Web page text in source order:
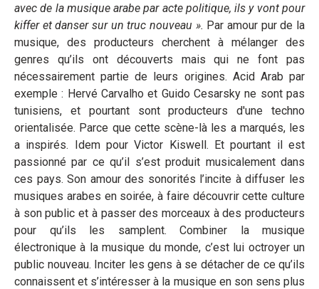
avec de la musique arabe par acte politique, ils y vont pour
kiffer et danser sur un truc nouveau ». Par amour pur de la
musique, des producteurs cherchent à mélanger des
genres qu’ils ont découverts mais qui ne font pas
nécessairement partie de leurs origines. Acid Arab par
exemple : Hervé Carvalho et Guido Cesarsky ne sont pas
tunisiens, et pourtant sont producteurs d'une techno
orientalisée. Parce que cette scène-là les a marqués, les
a inspirés. Idem pour Victor Kiswell. Et pourtant il est
passionné par ce qu’il s’est produit musicalement dans
ces pays. Son amour des sonorités l’incite à diffuser les
musiques arabes en soirée, à faire découvrir cette culture
à son public et à passer des morceaux à des producteurs
pour qu’ils les samplent. Combiner la musique
électronique à la musique du monde, c’est lui octroyer un
public nouveau. Inciter les gens à se détacher de ce qu’ils
connaissent et s’intéresser à la musique en son sens plus